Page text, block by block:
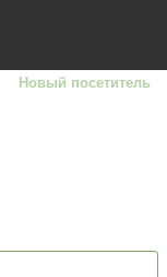
Новый посетитель